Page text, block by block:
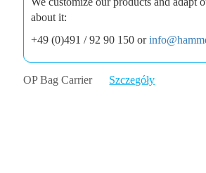
about it:
+49 (0)491 / 92 90 150 or
OP Bag Carrier Szczegóły